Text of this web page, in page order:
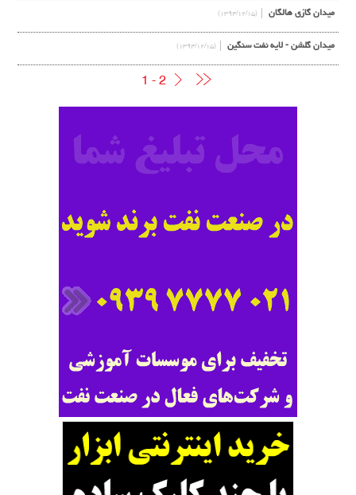
میدان گازی هالگان (۱۳۹۴/۱۲/۱۵)
میدان گلشن - لایه نفت سنگین (۱۳۹۴/۱۲/۱۵)
1 - 2